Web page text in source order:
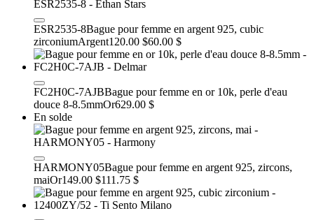
ESR2535-8Bague pour femme en argent 925, cubic
zirconiumArgent120.00 $60.00 $
FC2H0C-7AJBBague pour femme en or 10k, perle d'eau
douce 8-8.5mmOr629.00 $
En solde
HARMONY05Bague pour femme en argent 925, zircons,
maiOr149.00 $111.75 $